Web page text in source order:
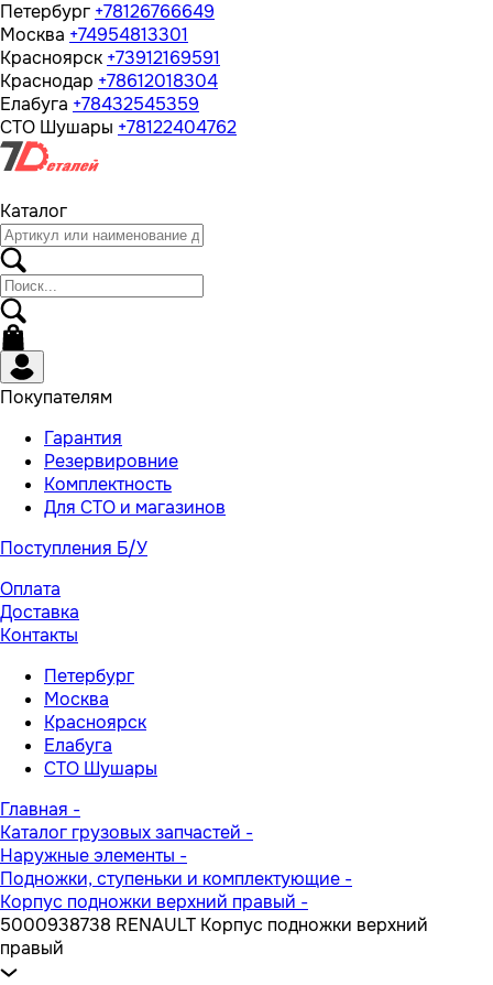
Петербург +78126766649
Москва +74954813301
Красноярск +73912169591
Краснодар +78612018304
Елабуга +78432545359
СТО Шушары +78122404762
Каталог
Покупателям
Гарантия
Резервировние
Комплектность
Для СТО и магазинов
Поступления Б/У
Оплата
Доставка
Контакты
Петербург
Москва
Красноярск
Елабуга
СТО Шушары
Главная -
Каталог грузовых запчастей -
Наружные элементы -
Подножки, ступеньки и комплектующие -
Корпус подножки верхний правый -
5000938738 RENAULT Корпус подножки верхний
правый